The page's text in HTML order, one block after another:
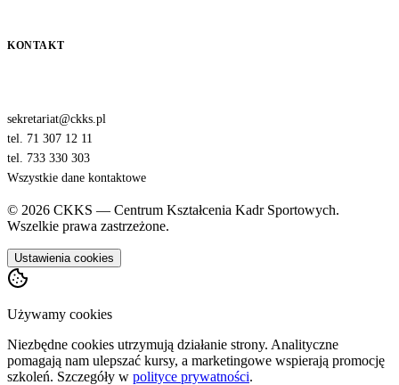
KONTAKT
sekretariat@ckks.pl
tel. 71 307 12 11
tel. 733 330 303
Wszystkie dane kontaktowe
© 2026 CKKS — Centrum Kształcenia Kadr Sportowych.
Wszelkie prawa zastrzeżone.
Ustawienia cookies
Używamy cookies
Niezbędne cookies utrzymują działanie strony. Analityczne
pomagają nam ulepszać kursy, a marketingowe wspierają promocję
szkoleń. Szczegóły w polityce prywatności.